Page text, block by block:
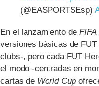
(@EASPORTSEsp)
En el lanzamiento de FIFA
versiones básicas de
clubs-, pero cada FUT
el modo -centradas en
cartas de World Cup